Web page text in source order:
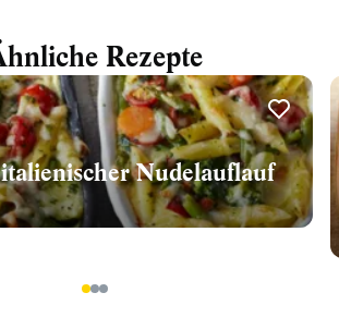
Rezepte
Nudelauflauf
123